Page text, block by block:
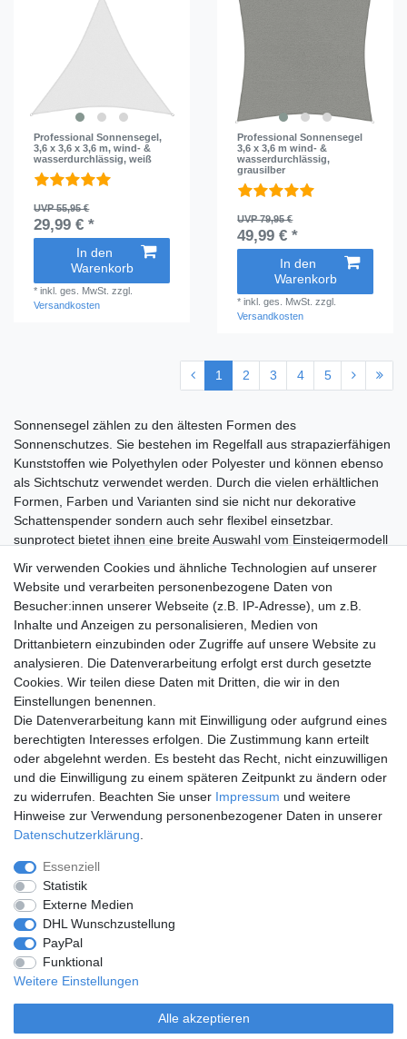
Professional Sonnensegel,
3,6 x 3,6 x 3,6 m, wind- &
wasserdurchlässig, weiß
UVP 55,95 €
29,99 € *
In den
Warenkorb
*inkl. ges. MwSt. zzgl.
Versandkosten
Professional Sonnensegel
3,6 x 3,6 m wind- &
wasserdurchlässig,
grausilber
UVP 79,95 €
49,99 € *
In den
Warenkorb
*inkl. ges. MwSt. zzgl.
Versandkosten
1 2 3 4 5
Sonnensegel zählen zu den ältesten Formen des
Sonnenschutzes. Sie bestehen im Regelfall aus strapazierfähigen
Kunststoffen wie Polyethylen oder Polyester und können ebenso
als Sichtschutz verwendet werden. Durch die vielen erhältlichen
Formen, Farben und Varianten sind sie nicht nur dekorative
Schattenspender sondern auch sehr flexibel einsetzbar.
sunprotect bietet ihnen eine breite Auswahl vom Einsteigermodell
Shop
Versandkosten
Zahlungsarten
Mein Konto
Service
kostenloses Stoffmuster
Impressum
Barrierefreiheitserklärung
Wir verwenden Cookies und ähnliche Technologien auf unserer
Website und verarbeiten personenbezogene Daten von
Besucher:innen unserer Webseite (z.B. IP-Adresse), um z.B.
Inhalte und Anzeigen zu personalisieren, Medien von
Drittanbietern einzubinden oder Zugriffe auf unsere Website zu
analysieren. Die Datenverarbeitung erfolgt erst durch gesetzte
Cookies. Wir teilen diese Daten mit Dritten, die wir in den
Einstellungen benennen.
Die Datenverarbeitung kann mit Einwilligung oder aufgrund eines
berechtigten Interesses erfolgen. Die Zustimmung kann erteilt
oder abgelehnt werden. Es besteht das Recht, nicht einzuwilligen
und die Einwilligung zu einem späteren Zeitpunkt zu ändern oder
zu widerrufen. Beachten Sie unser Impressum und weitere
Hinweise zur Verwendung personenbezogener Daten in unserer
Daten­schutz­erklärung
Essenziell
Statistik
Externe Medien
DHL Wunschzustellung
PayPal
Funktional
Weitere Einstellungen
Alle akzeptieren